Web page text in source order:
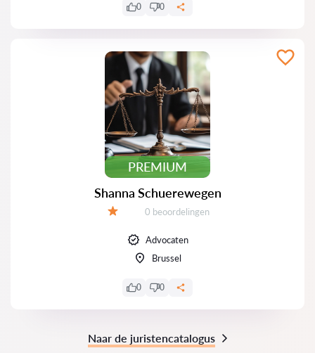
0 0
PREMIUM
Shanna Schuerewegen
Beoordelingen:
0 beoordelingen
Advocaten
Brussel
0 0
Naar de juristencatalogus